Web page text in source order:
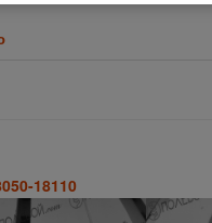
18110